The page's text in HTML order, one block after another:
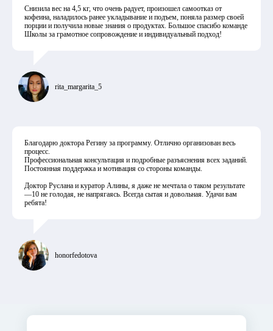
Снизила вес на 4,5 кг, что очень радует, произошел самоотказ от
кофеина, наладилось ранее укладывание и подъем, поняла размер своей
порции и получила новые знания о продуктах. Большое спасибо команде
Школы за грамотное сопровождение и индивидуальный подход!
rita_margarita_5
Благодарю доктора Регину за программу. Отлично организован весь
процесс.
Профессиональная консультация и подробные разъяснения всех заданий.
Постоянная поддержка и мотивация со стороны команды.
Доктор Руслана и куратор Алины, я даже не мечтала о таком результате
—10 не голодая, не напрягаясь. Всегда сытая и довольная. Удачи вам
ребята!
honorfedotova